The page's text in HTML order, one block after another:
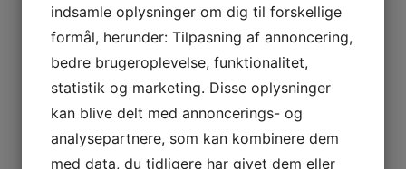
indsamle oplysninger om dig til forskellige
formål, herunder: Tilpasning af annoncering,
bedre brugeroplevelse, funktionalitet,
statistik og marketing. Disse oplysninger
kan blive delt med annoncerings- og
analysepartnere, som kan kombinere dem
med data, du tidligere har givet dem eller